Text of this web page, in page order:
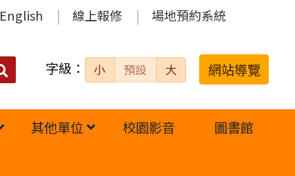
English 線上報修 場地預約系統
搜
字級： 小 預設 大 網站導覽
其他單位 校園影音
圖書館